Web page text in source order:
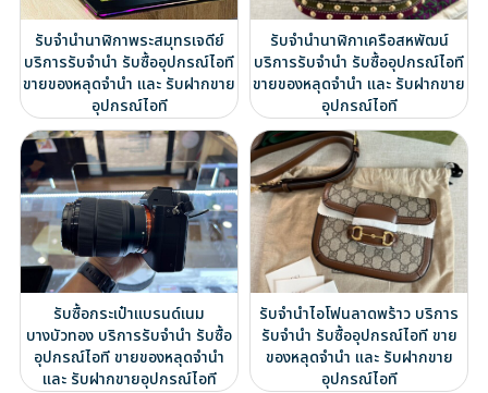
รับจำนำนาฬิกาพระสมุทรเจดีย์
บริการรับจำนำ รับซื้ออุปกรณ์ไอที
ขายของหลุดจำนำ และ รับฝากขาย
อุปกรณ์ไอที
รับจำนำนาฬิกาเครือสหพัฒน์
บริการรับจำนำ รับซื้ออุปกรณ์ไอที
ขายของหลุดจำนำ และ รับฝากขาย
อุปกรณ์ไอที
รับซื้อกระเป๋าแบรนด์เนม
บางบัวทอง บริการรับจำนำ รับซื้อ
อุปกรณ์ไอที ขายของหลุดจำนำ
และ รับฝากขายอุปกรณ์ไอที
รับจำนำไอโฟนลาดพร้าว บริการ
รับจำนำ รับซื้ออุปกรณ์ไอที ขาย
ของหลุดจำนำ และ รับฝากขาย
อุปกรณ์ไอที